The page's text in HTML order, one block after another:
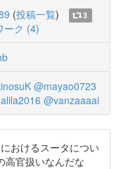
(投稿一覧)
3
ーク (4)
@mayao0723
@vanzaaaai
おけるスータについ
高官扱いなんだな